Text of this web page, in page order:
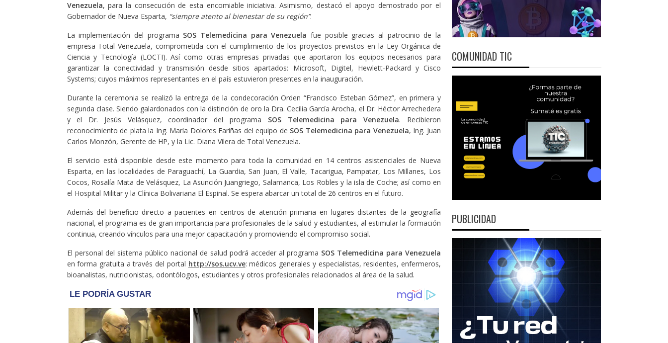
Venezuela, para la consecución de esta encomiable iniciativa. Asimismo, destacó el apoyo demostrado por el
Gobernador de Nueva Esparta, “siempre atento al bienestar de su región”.
La implementación del programa SOS Telemedicina para Venezuela fue posible gracias al patrocinio de la
empresa Total Venezuela, comprometida con el cumplimiento de los proyectos previstos en la Ley Orgánica de
Ciencia y Tecnología (LOCTI). Así como otras empresas privadas que aportaron los equipos necesarios para
garantizar la conectividad y transmisión desde sitios apartados: Microsoft, Digitel, Hewlett-Packard y Cisco
Systems; cuyos máximos representantes en el país estuvieron presentes en la inauguración.
Durante la ceremonia se realizó la entrega de la condecoración Orden “Francisco Esteban Gómez”, en primera y
segunda clase. Siendo galardonados con la distinción de oro la Dra. Cecilia García Arocha, el Dr. Héctor Arrechedera
y el Dr. Jesús Velásquez, coordinador del programa SOS Telemedicina para Venezuela. Recibieron
reconocimiento de plata la Ing. María Dolores Fariñas del equipo de SOS Telemedicina para Venezuela, Ing. Juan
Carlos Monzón, Gerente de HP, y la Lic. Diana Vilera de Total Venezuela.
El servicio está disponible desde este momento para toda la comunidad en 14 centros asistenciales de Nueva
Esparta, en las localidades de Paraguachí, La Guardia, San Juan, El Valle, Tacarigua, Pampatar, Los Millanes, Los
Cocos, Rosalía Mata de Velásquez, La Asunción Juangriego, Salamanca, Los Robles y la isla de Coche; así como en
el Hospital Militar y la Clínica Bolivariana El Espinal. Se espera abarcar un total de 26 centros en el futuro.
Además del beneficio directo a pacientes en centros de atención primaria en lugares distantes de la geografía
nacional, el programa es de gran importancia para profesionales de la salud y estudiantes, al estimular la formación
continua, creando vínculos para una mejor capacitación y promoviendo el compromiso social.
El personal del sistema público nacional de salud podrá acceder al programa SOS Telemedicina para Venezuela
en forma gratuita a través del portal http://sos.ucv.ve: médicos generales y especialistas, residentes, enfermeros,
bioanalistas, nutricionistas, odontólogos, estudiantes y otros profesionales relacionados al área de la salud.
COMUNIDAD TIC
PUBLICIDAD